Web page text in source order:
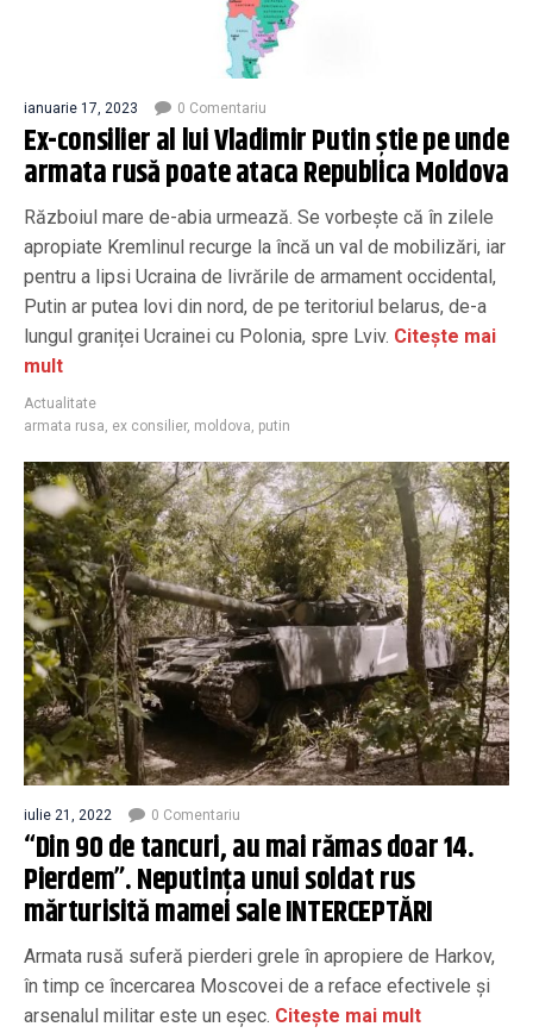
ianuarie 17, 2023 0 Comentariu
Ex-consilier al lui Vladimir Putin știe pe unde
armata rusă poate ataca Republica Moldova
Războiul mare de-abia urmează. Se vorbește că în zilele
apropiate Kremlinul recurge la încă un val de mobilizări, iar
pentru a lipsi Ucraina de livrările de armament occidental,
Putin ar putea lovi din nord, de pe teritoriul belarus, de-a
lungul graniței Ucrainei cu Polonia, spre Lviv. Citește mai
mult
Actualitate
armata rusa ex consilier, moldova putin
iulie 21, 2022 0 Comentariu
“Din 90 de tancuri, au mai rămas doar 14.
Pierdem”. Neputința unui soldat rus
mărturisită mamei sale INTERCEPTĂRI
Armata rusă suferă pierderi grele în apropiere de Harkov,
în timp ce încercarea Moscovei de a reface efectivele și
arsenalul militar este un eșec. Citește mai mult